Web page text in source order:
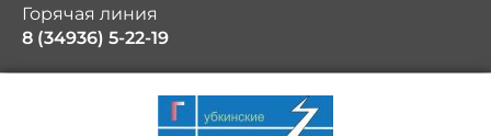
Горячая линия
8 (34936) 5-22-19